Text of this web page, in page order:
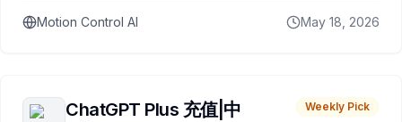
Motion Control AI May 18, 2026
ChatGPT Plus 充值|中
Weekly Pick